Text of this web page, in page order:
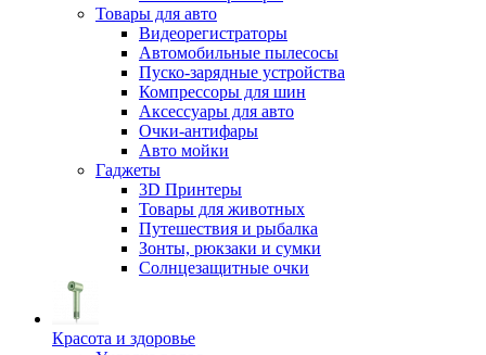
Товары для авто
Видеорегистраторы
Автомобильные пылесосы
Пуско-зарядные устройства
Компрессоры для шин
Аксессуары для авто
Очки-антифары
Авто мойки
Гаджеты
3D Принтеры
Товары для животных
Путешествия и рыбалка
Зонты, рюкзаки и сумки
Солнцезащитные очки
Красота и здоровье